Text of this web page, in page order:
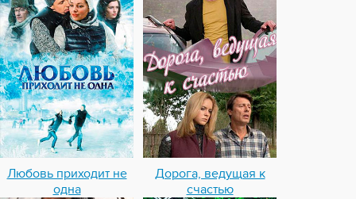
Любовь приходит не
одна
Дорога, ведущая к
счастью